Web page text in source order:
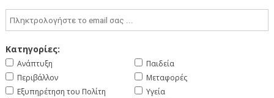
Κατηγορίες:
Ανάπτυξη
Περιβάλλον
Εξυπηρέτηση του Πολίτη
Παιδεία
Μεταφορές
Υγεία